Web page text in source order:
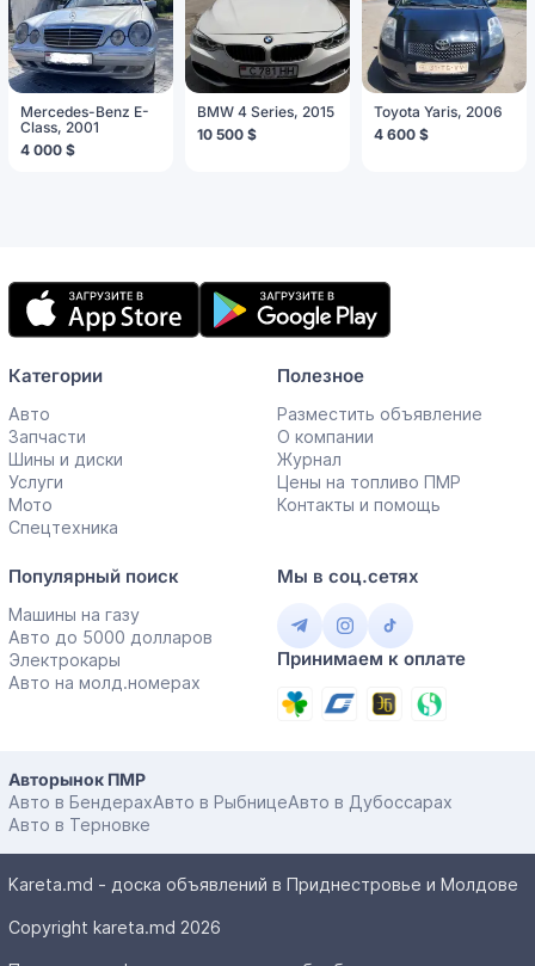
Mercedes-Benz E-
Class, 2001
4 000 $
BMW 4 Series, 2015
10 500 $
Toyota Yaris, 2006
4 600 $
Мобильное
приложение
Категории
Авто
Запчасти
Шины и диски
Услуги
Мото
Спецтехника
Полезное
Разместить объявление
О компании
Журнал
Цены на топливо ПМР
Контакты и помощь
Популярный поиск
Машины на газу
Авто до 5000 долларов
Электрокары
Авто на молд.номерах
Мы в соц.сетях
Принимаем к оплате
Авторынок ПМР
Авто в БендерахАвто в РыбницеАвто в Дубоссарах
Авто в Терновке
Kareta.md - доска объявлений в Приднестровье и Молдове
Copyright kareta.md 2026